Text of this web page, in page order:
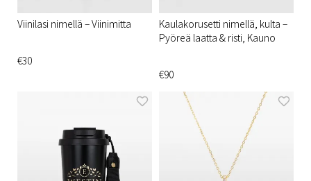
Viinilasi nimellä – Viinimitta
€30
Kaulakorusetti nimellä, kulta –
Pyöreä laatta & risti, Kauno
€90